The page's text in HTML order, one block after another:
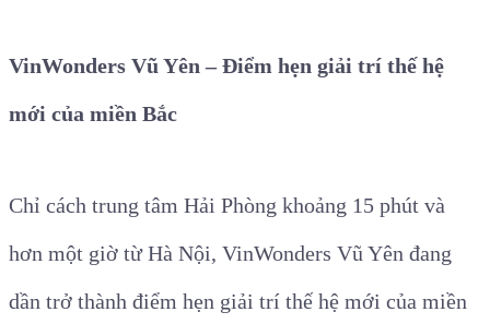
VinWonders Vũ Yên – Điểm hẹn giải trí thế hệ
mới của miền Bắc
Chỉ cách trung tâm Hải Phòng khoảng 15 phút và
hơn một giờ từ Hà Nội, VinWonders Vũ Yên đang
dần trở thành điểm hẹn giải trí thế hệ mới của miền